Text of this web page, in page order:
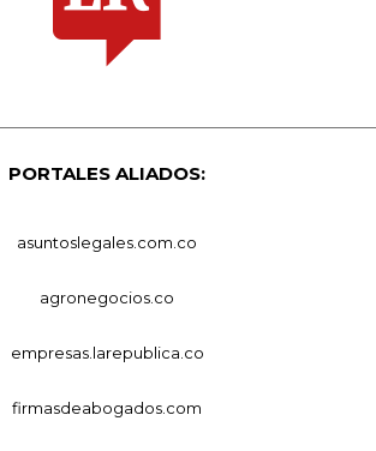
PORTALES ALIADOS:
asuntoslegales.com.co
agronegocios.co
empresas.larepublica.co
firmasdeabogados.com